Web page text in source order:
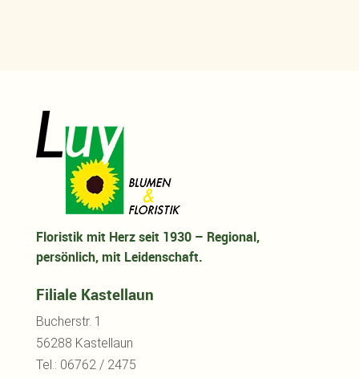
Floristik mit Herz seit 1930 – Regional,
persönlich, mit Leidenschaft.
Filiale Kastellaun
Bucherstr. 1
56288 Kastellaun
Tel.: 06762 / 2475